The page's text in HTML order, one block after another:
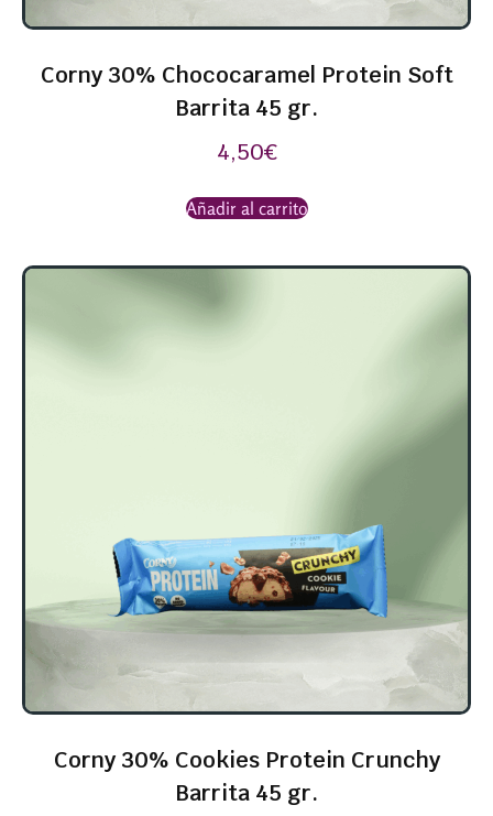
Corny 30% Chococaramel Protein Soft
Barrita 45 gr.
4,50€
Añadir al carrito
Corny 30% Cookies Protein Crunchy
Barrita 45 gr.